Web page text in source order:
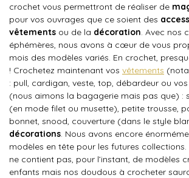
crochet vous permettront de réaliser de
pour vos ouvrages que ce soient des
vêtements ou de la décoration. Avec nos
éphémères, nous avons à cœur de vous
mois des modèles variés. En crochet,
! Crochetez maintenant vos vêtements
: pull, cardigan, veste, top, débardeur ou
(nous aimons la bagagerie mais pas que) :
(en mode filet ou musette), petite trousse,
bonnet, snood, couverture (dans le style
décorations. Nous avons encore
modèles en tête pour les futures
ne contient pas, pour l’instant, de modèles
enfants mais nos doudous à crocheter